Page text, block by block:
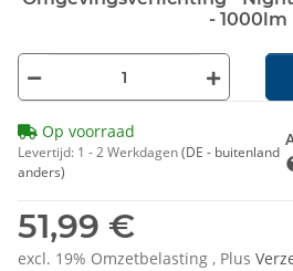
- 1000lm
51,99 €
excl. 19% Omzetbelasting , Plus
Op voorraad
Levertijd: 1 - 2 Werkdagen(DE - buitenland
anders)